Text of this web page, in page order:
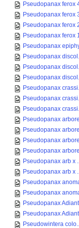
Pseudopanax ferox
Pseudopanax ferox
Pseudopanax ferox
Pseudopanax ferox
Pseudopanax
Pseudopanax
Pseudopanax
Pseudopanax
Pseudopanax
Pseudopanax
Pseudopanax
Pseudopanax
Pseudopanax
Pseudopanax
Pseudopanax
Pseudopanax arb x
Pseudopanax arb x
Pseudopanax
Pseudopanax
Pseudopanax
Pseudopanax
Pseudowintera